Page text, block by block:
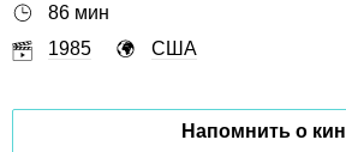
86 мин
1985
США
Напомнить о